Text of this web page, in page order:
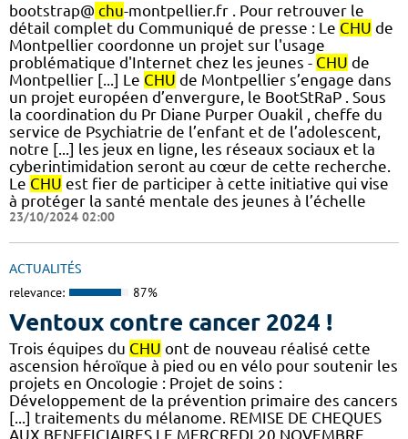
bootstrap@ chu-montpellier.fr . Pour retrouver le
détail complet du Communiqué de presse : Le CHU de
Montpellier coordonne un projet sur l'usage
problématique d'Internet chez les jeunes - CHU de
Montpellier [...] Le CHU de Montpellier s’engage dans
un projet européen d’envergure, le BootStRaP . Sous
la coordination du Pr Diane Purper Ouakil , cheffe du
service de Psychiatrie de l’enfant et de l’adolescent,
notre [...] les jeux en ligne, les réseaux sociaux et la
cyberintimidation seront au cœur de cette recherche.
Le CHU est fier de participer à cette initiative qui vise
à protéger la santé mentale des jeunes à l’échelle
23/10/2024 02:00
ACTUALITÉS
relevance: 87%
Ventoux contre cancer 2024 !
​​​Trois équipes du CHU ont de nouveau réalisé cette
ascension héroïque à pied ou en vélo pour soutenir les
projets en Oncologie : Projet de soins :
Développement de la prévention primaire des cancers
[...] traitements du mélanome. REMISE DE CHEQUES
AUX BENEFICIAIRES LE MERCREDI 20 NOVEMBRE